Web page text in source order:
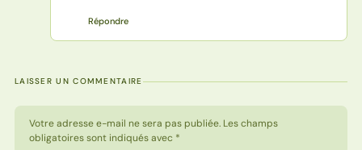
Répondre
LAISSER UN COMMENTAIRE
Votre adresse e-mail ne sera pas publiée. Les champs
obligatoires sont indiqués avec *